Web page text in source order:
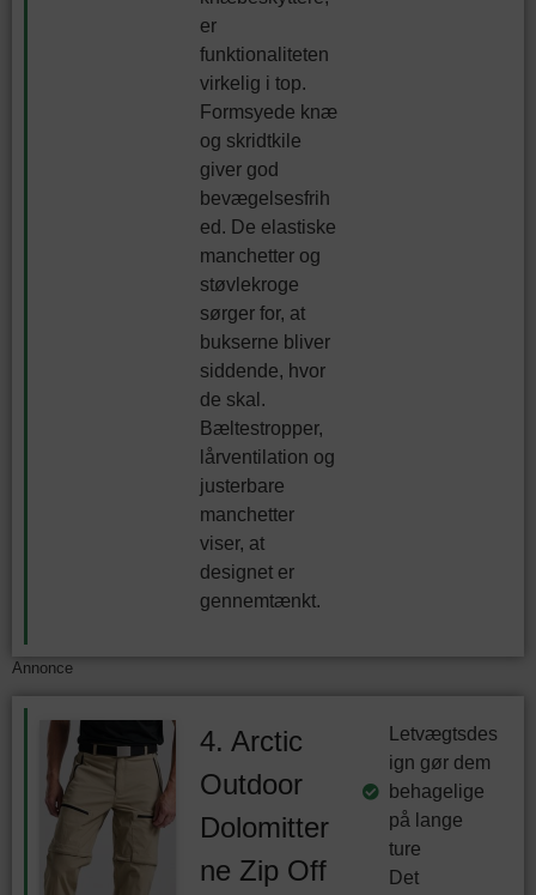
er
funktionaliteten
virkelig i top.
Formsyede knæ
og skridtkile
giver god
bevægelsesfrih
ed. De elastiske
manchetter og
støvlekroge
sørger for, at
bukserne bliver
siddende, hvor
de skal.
Bæltestropper,
lårventilation og
justerbare
manchetter
viser, at
designet er
gennemtænkt.
Annonce
4. Arctic
Outdoor
Dolomitter
ne Zip Off
Letvægtsdes
ign gør dem
behagelige
på lange
ture
Det